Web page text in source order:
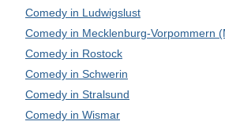
Comedy in Ludwigslust
Comedy in Mecklenburg-Vorpommern
Comedy in Rostock
Comedy in Schwerin
Comedy in Stralsund
Comedy in Wismar